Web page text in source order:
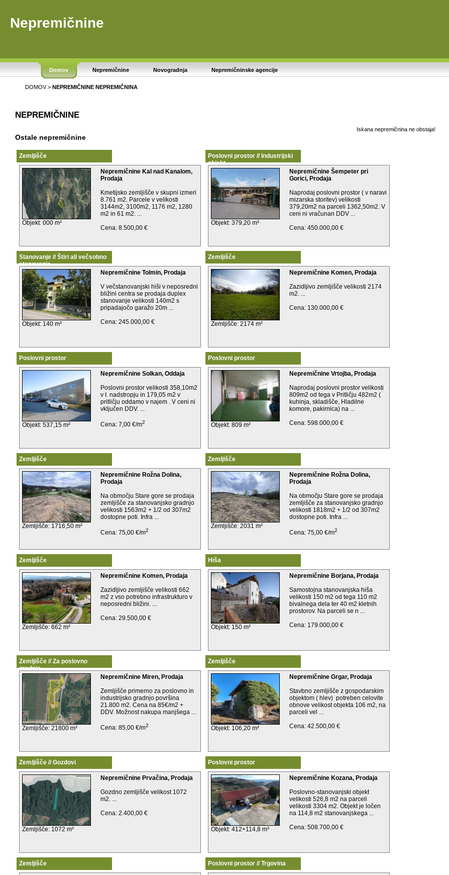
Nepremičnine
Domov Nepremičnine Novogradnja Nepremičninske agencije
DOMOV> NEPREMIČNINE NEPREMIČNINA
NEPREMIČNINE
Iskana nepremičnina ne obstaja!
Ostale nepremičnine
Zemljišče
Objekt: 000 m²
Nepremičnine Kal nad Kanalom,
Prodaja
Kmetijsko zemljišče v skupni izmeri
8.761 m2. Parcele v velikosti
3144m2, 3100m2, 1176 m2, 1280
m2 in 61 m2. ...
Cena: 8.500,00 €
Poslovni prostor // Industrijski
objekt
Objekt: 379,20 m²
Nepremičnine Šempeter pri
Gorici, Prodaja
Naprodaj poslovni prostor ( v naravi
mizarska storitev) velikosti
379,20m2 na parceli 1362,50m2. V
ceni ni vračunan DDV ...
Cena: 450.000,00 €
Stanovanje // Štiri ali večsobno
stanovanje
Objekt: 140 m²
Nepremičnine Tolmin, Prodaja
V večstanovanjski hiši v neposredni
bližini centra se prodaja duplex
stanovanje velikosti 140m2 s
pripadajočo garažo 20m ...
Cena: 245.000,00 €
Zemljišče
Zemljišče: 2174 m²
Nepremičnine Komen, Prodaja
Zazidljivo zemljišče velikosti 2174
m2. ...
Cena: 130.000,00 €
Poslovni prostor
Objekt: 537,15 m²
Nepremičnine Solkan, Oddaja
Poslovni prostor velikosti 358,10m2
v I. nadstropju in 179,05 m2 v
pritličju oddamo v najem . V ceni ni
vključen DDV. ...
Cena: 7,00 €/m2
Poslovni prostor
Objekt: 809 m²
Nepremičnine Vrtojba, Prodaja
Naprodaj poslovni prostor velikosti
809m2 od tega v Pritličju 482m2 (
kuhinja, skladišče, Hladilne
komore, pakirnica) na ...
Cena: 598.000,00 €
Zemljišče
Zemljišče: 1716,50 m²
Nepremičnine Rožna Dolina,
Prodaja
Na območju Stare gore se prodaja
zemljišče za stanovanjsko gradnjo
velikosti 1563m2 + 1/2 od 307m2
dostopne poti. Infra ...
Cena: 75,00 €/m2
Zemljišče
Zemljišče: 2031 m²
Nepremičnine Rožna Dolina,
Prodaja
Na območju Stare gore se prodaja
zemljišče za stanovanjsko gradnjo
velikosti 1818m2 + 1/2 od 307m2
dostopne poti. Infra ...
Cena: 75,00 €/m2
Zemljišče
Zemljišče: 662 m²
Nepremičnine Komen, Prodaja
Zazidljivo zemljišče velikosti 662
m2 z vso potrebno infrastrukturo v
neposredni bližini. ...
Cena: 29.500,00 €
Hiša
Objekt: 150 m²
Nepremičnine Borjana, Prodaja
Samostojna stanovanjska hiša
velikosti 150 m2 od tega 110 m2
bivalnega dela ter 40 m2 kletnih
prostorov. Na parceli se n ...
Cena: 179.000,00 €
Zemljišče // Za poslovno
gradnjo
Zemljišče: 21800 m²
Nepremičnine Miren, Prodaja
Zemljišče primerno za poslovno in
industrijsko gradnjo površina
21.800 m2. Cena na 85€/m2 +
DDV. Možnost nakupa manjšega ...
Cena: 85,00 €/m2
Zemljišče
Objekt: 106,20 m²
Nepremičnine Grgar, Prodaja
Stavbno zemljišče z gospodarskim
objektom ( hlev) potreben celovite
obnove velikost objekta 106 m2, na
parceli vel ...
Cena: 42.500,00 €
Zemljišče // Gozdovi
Zemljišče: 1072 m²
Nepremičnine Prvačina, Prodaja
Gozdno zemljišče velikost 1072
m2. ...
Cena: 2.400,00 €
Poslovni prostor
Objekt: 412+114,8 m²
Nepremičnine Kozana, Prodaja
Poslovno-stanovanjski objekt
velikosti 526,8 m2 na parceli
velikosti 3304 m2. Objekt je ločen
na 114,8 m2 stanovanjskega ...
Cena: 508.700,00 €
Zemljišče Poslovni prostor // Trgovina